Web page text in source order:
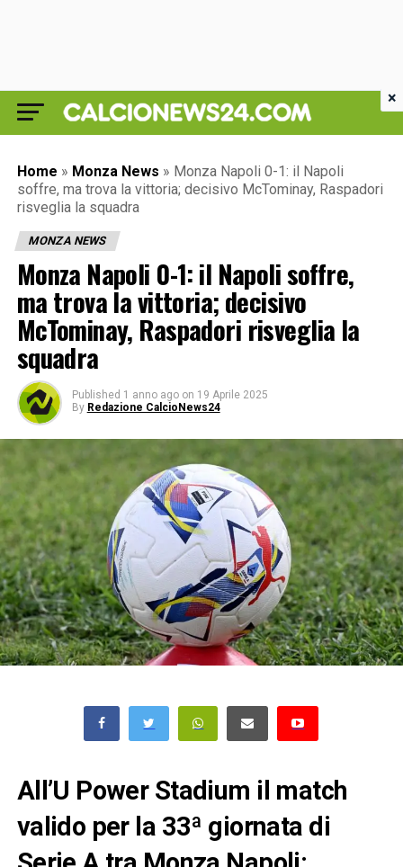
Home » Monza News » Monza Napoli 0-1: il Napoli
soffre, ma trova la vittoria; decisivo McTominay, Raspadori
risveglia la squadra
MONZA NEWS
Monza Napoli 0-1: il Napoli soffre,
ma trova la vittoria; decisivo
McTominay, Raspadori risveglia la
squadra
Published 1 anno ago on 19 Aprile 2025
By Redazione CalcioNews24
All’U Power Stadium il match
valido per la 33ª giornata di
×